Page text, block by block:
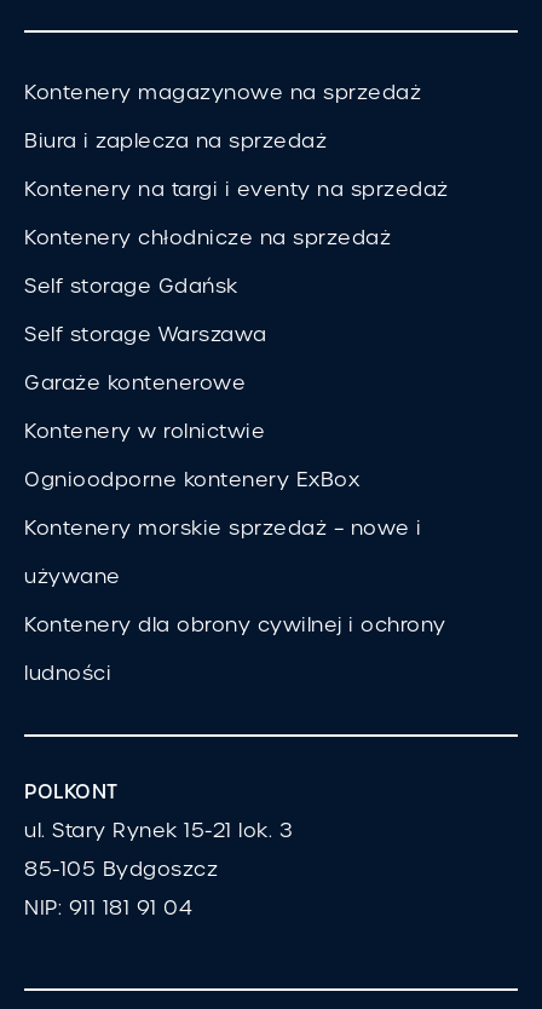
Kontenery magazynowe na sprzedaż
Biura i zaplecza na sprzedaż
Kontenery na targi i eventy na sprzedaż
Kontenery chłodnicze na sprzedaż
Self storage Gdańsk
Self storage Warszawa
Garaże kontenerowe
Kontenery w rolnictwie
Ognioodporne kontenery ExBox
Kontenery morskie sprzedaż – nowe i
używane
Kontenery dla obrony cywilnej i ochrony
ludności
POLKONT
ul. Stary Rynek 15-21 lok. 3
85-105 Bydgoszcz
NIP: 911 181 91 04